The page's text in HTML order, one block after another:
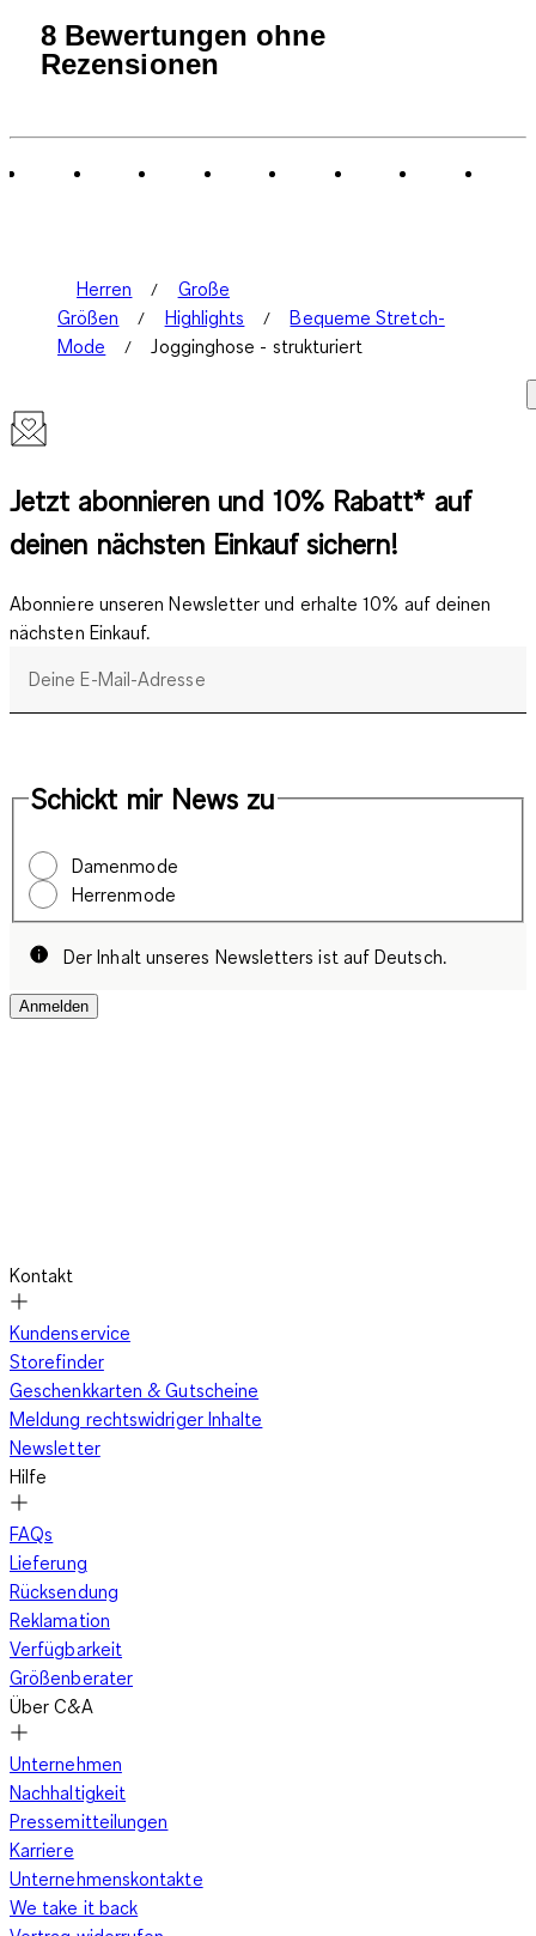
8 Bewertungen ohne
Rezensionen
Herren
Große
Größen
Highlights
Bequeme Stretch-
Mode
Jogginghose - strukturiert
Jetzt abonnieren und 10% Rabatt* auf
deinen nächsten Einkauf sichern!
Abonniere unseren Newsletter und erhalte 10% auf deinen
nächsten Einkauf.
Deine E-Mail-Adresse
Schickt mir News zu
Damenmode
Herrenmode
Der Inhalt unseres Newsletters ist auf Deutsch.
Anmelden
Kontakt
Kundenservice
Storefinder
Geschenkkarten & Gutscheine
Meldung rechtswidriger Inhalte
Newsletter
Hilfe
FAQs
Lieferung
Rücksendung
Reklamation
Verfügbarkeit
Größenberater
Über C&A
Unternehmen
Nachhaltigkeit
Pressemitteilungen
Karriere
Unternehmenskontakte
We take it back